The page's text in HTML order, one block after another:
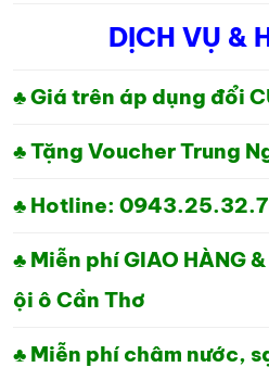
1,800,000₫.
TẠI
LÀ:
DỊCH VỤ &
♣ Giá trên áp dụng đổi
♣ Tặng Voucher Trung
♣ Hotline:
♣ Miễn phí GIAO HÀNG
ội ô Cần Thơ
♣ Miễn phí châm nước,